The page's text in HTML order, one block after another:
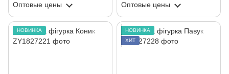
Оптовые цены Оптовые цены
НОВИНКА
НОВИНКА
ХИТ